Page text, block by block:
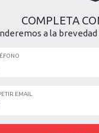
COMPLETA
a la
EMAIL